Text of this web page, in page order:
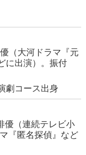
（大河ドラマ『元
に出演）。振付
劇コース出身
優（連続テレビ小
『匿名探偵』など